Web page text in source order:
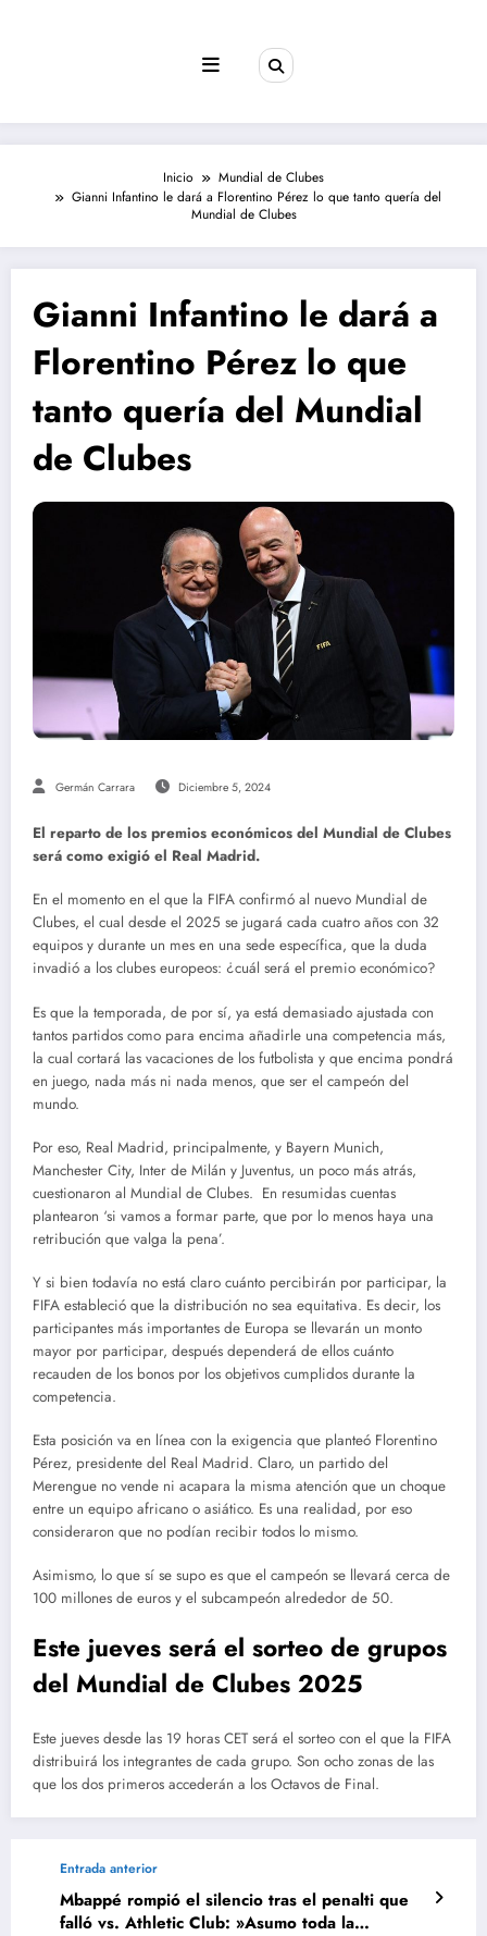
Inicio
Mundial de Clubes
Gianni Infantino le dará a Florentino Pérez lo que tanto quería del
Mundial de Clubes
Gianni Infantino le dará a
Florentino Pérez lo que
tanto quería del Mundial
de Clubes
Germán Carrara Diciembre 5, 2024
El reparto de los premios económicos del Mundial de Clubes
será como exigió el Real Madrid.
En el momento en el que la FIFA confirmó al nuevo Mundial de
Clubes, el cual desde el 2025 se jugará cada cuatro años con 32
equipos y durante un mes en una sede específica, que la duda
invadió a los clubes europeos: ¿cuál será el premio económico?
Es que la temporada, de por sí, ya está demasiado ajustada con
tantos partidos como para encima añadirle una competencia más,
la cual cortará las vacaciones de los futbolista y que encima pondrá
en juego, nada más ni nada menos, que ser el campeón del
mundo.
Por eso, Real Madrid, principalmente, y Bayern Munich,
Manchester City, Inter de Milán y Juventus, un poco más atrás,
cuestionaron al Mundial de Clubes. En resumidas cuentas
plantearon ‘si vamos a formar parte, que por lo menos haya una
retribución que valga la pena’.
Y si bien todavía no está claro cuánto percibirán por participar, la
FIFA estableció que la distribución no sea equitativa. Es decir, los
participantes más importantes de Europa se llevarán un monto
mayor por participar, después dependerá de ellos cuánto
recauden de los bonos por los objetivos cumplidos durante la
competencia.
Esta posición va en línea con la exigencia que planteó Florentino
Pérez, presidente del Real Madrid. Claro, un partido del
Merengue no vende ni acapara la misma atención que un choque
entre un equipo africano o asiático. Es una realidad, por eso
consideraron que no podían recibir todos lo mismo.
Asimismo, lo que sí se supo es que el campeón se llevará cerca de
100 millones de euros y el subcampeón alrededor de 50.
Este jueves será el sorteo de grupos
del Mundial de Clubes 2025
Este jueves desde las 19 horas CET será el sorteo con el que la FIFA
distribuirá los integrantes de cada grupo. Son ocho zonas de las
que los dos primeros accederán a los Octavos de Final.
Entrada anterior
Mbappé rompió el silencio tras el penalti que
falló vs. Athletic Club: »Asumo toda la